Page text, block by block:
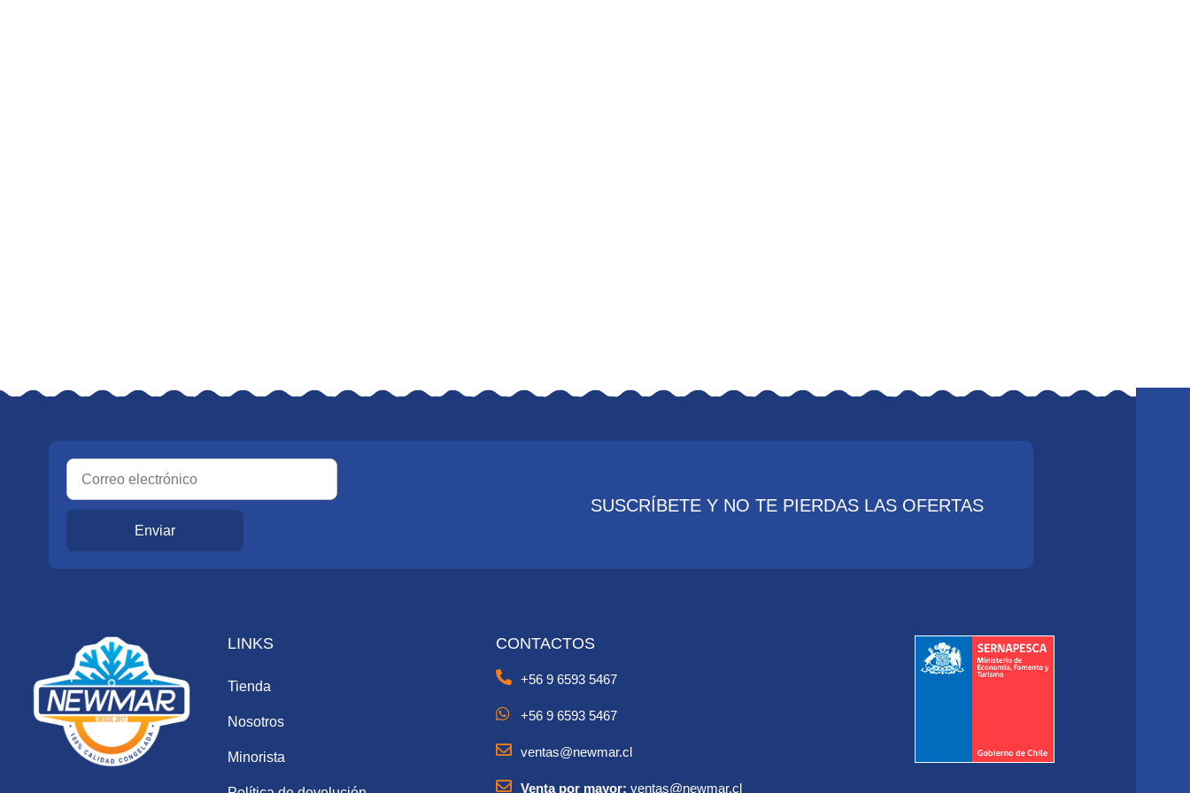
Enviar
SUSCRÍBETE Y NO TE PIERDAS LAS OFERTAS
LINKS
Tienda
Nosotros
Minorista
CONTACTOS
+56 9 6593 5467
+56 9 6593 5467
ventas@newmar.cl
Venta por mayor: ventas@newmar.cl